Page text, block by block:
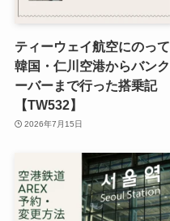
ティーウェイ航空にのって
韓国・仁川空港からバンク
ーバーまで行った搭乗記
【TW532】
2026年7月15日